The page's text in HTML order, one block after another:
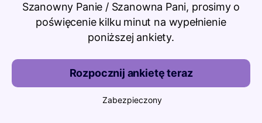
Szanowny Panie / Szanowna Pani, prosimy o
poświęcenie kilku minut na wypełnienie
poniższej ankiety.
Rozpocznij ankietę teraz
Zabezpieczony